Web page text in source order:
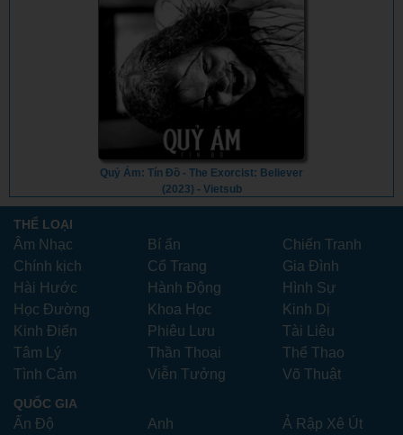
Quỷ Ám: Tín Đồ - The Exorcist: Believer
(2023) - Vietsub
THỂ LOẠI
Âm Nhạc Bí ẩn
Chiến Tranh
Chính kịch
Cổ Trang
Gia Đình
Hài Hước
Hành Động
Hình Sự
Học Đường
Khoa Học
Kinh Dị
Kinh Điển
Phiêu Lưu
Tài Liệu
Tâm Lý
Thần Thoại
Thể Thao
Tình Cảm
Viễn Tưởng Võ Thuật
QUỐC GIA
Ấn Độ Anh Ả Rập Xê Út